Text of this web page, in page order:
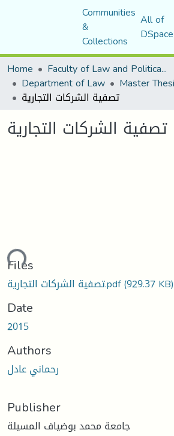
Communities
&
Collections
All of
DSpace
Home
Faculty of Law and Political Science
Department of Law Master
تصفية الشركات التجارية
تصفية الشركات التجارية
Files
تصفية الشركات التجارية.pdf(929.37 KB)
Date
2015
Authors
رحماني عادل
Publisher
جامعة محمد بوضياف المسيلة